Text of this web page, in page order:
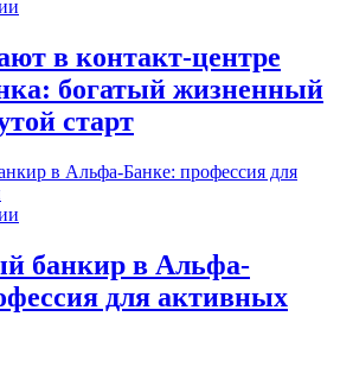
в контакт-центре
богатый жизненный
старт
банкир в Альфа-
для активных